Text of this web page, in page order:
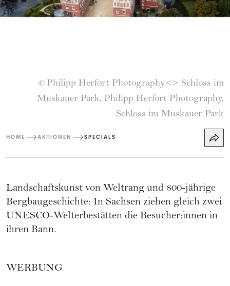
© Philipp Herfort Photography<> Schloss im
Muskauer Park, Philipp Herfort Photography,
Schloss im Muskauer Park
HOME AKTIONEN SPECIALS
Landschaftskunst von Weltrang und 800-jährige
Bergbaugeschichte: In Sachsen ziehen gleich zwei
UNESCO-Welterbestätten die Besucher:innen in
ihren Bann.
WERBUNG